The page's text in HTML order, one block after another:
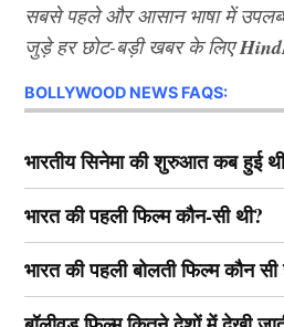
सबसे पहले और आसान भाषा में
जुड़े हर छोट-बड़ी खबर के लिए
BOLLYWOOD NEWS FAQS:
भारतीय सिनेमा की शुरुआत कब हुई
भारत की पहली फिल्म कौन-सी थी?
भारत की पहली बोलती फिल्म कौन सी